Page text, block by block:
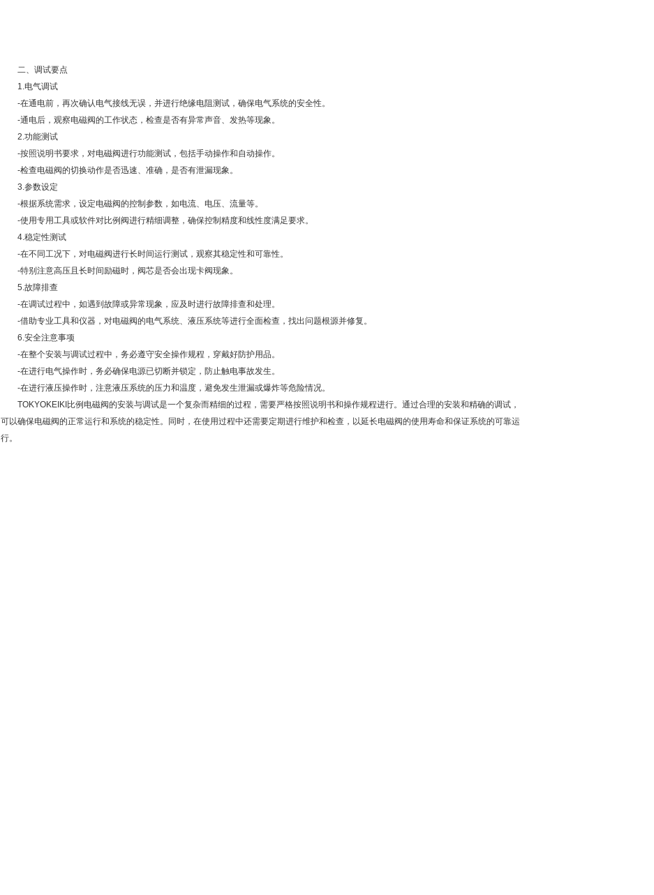
二、调试要点
1.电气调试
-在通电前，再次确认电气接线无误，并进行绝缘电阻测试，确保电气系统的安全性。
-通电后，观察电磁阀的工作状态，检查是否有异常声音、发热等现象。
2.功能测试
-按照说明书要求，对电磁阀进行功能测试，包括手动操作和自动操作。
-检查电磁阀的切换动作是否迅速、准确，是否有泄漏现象。
3.参数设定
-根据系统需求，设定电磁阀的控制参数，如电流、电压、流量等。
-使用专用工具或软件对比例阀进行精细调整，确保控制精度和线性度满足要求。
4.稳定性测试
-在不同工况下，对电磁阀进行长时间运行测试，观察其稳定性和可靠性。
-特别注意高压且长时间励磁时，阀芯是否会出现卡阀现象。
5.故障排查
-在调试过程中，如遇到故障或异常现象，应及时进行故障排查和处理。
-借助专业工具和仪器，对电磁阀的电气系统、液压系统等进行全面检查，找出问题根源并修复。
6.安全注意事项
-在整个安装与调试过程中，务必遵守安全操作规程，穿戴好防护用品。
-在进行电气操作时，务必确保电源已切断并锁定，防止触电事故发生。
-在进行液压操作时，注意液压系统的压力和温度，避免发生泄漏或爆炸等危险情况。
TOKYOKEIKI比例电磁阀的安装与调试是一个复杂而精细的过程，需要严格按照说明书和操作规程进行。通过合理的安装和精确的调试，
可以确保电磁阀的正常运行和系统的稳定性。同时，在使用过程中还需要定期进行维护和检查，以延长电磁阀的使用寿命和保证系统的可靠运
行。